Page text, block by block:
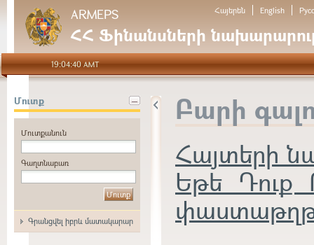
ARMEPS
ՀՀ Ֆինանսների
Հայերեն English
19:04:40 AMT
Մուտք
Մուտքանուն
Գաղտնաբառ
Գրանցվել իբրև մատակարար
Բարի
Հայտերի
Եթե Դուք